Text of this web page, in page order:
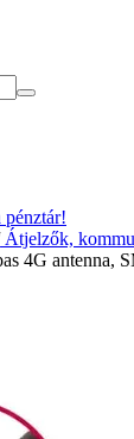
pénztár!
Átjelzők,
4G antenna,